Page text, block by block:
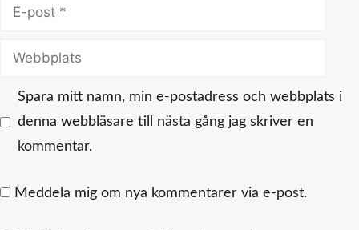
Webbplats
Spara mitt namn, min e-postadress och webbplats i
denna webbläsare till nästa gång jag skriver en
kommentar.
Meddela mig om nya kommentarer via e-post.